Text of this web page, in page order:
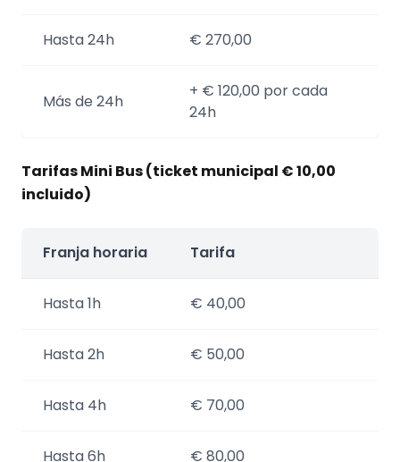
Hasta 24h € 270,00
Más de 24h
+ € 120,00 por cada
24h
Tarifas Mini Bus (ticket municipal € 10,00
incluido)
Franja horaria Tarifa
Hasta 1h € 40,00
Hasta 2h € 50,00
Hasta 4h € 70,00
Hasta 6h € 80,00